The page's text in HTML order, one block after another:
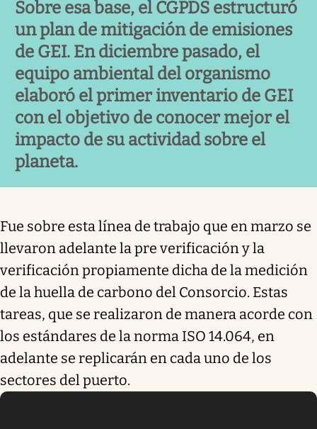
Sobre esa base, el CGPDS estructuró
un plan de mitigación de emisiones
de GEI. En diciembre pasado, el
equipo ambiental del organismo
elaboró el primer inventario de GEI
con el objetivo de conocer mejor el
impacto de su actividad sobre el
planeta.
Fue sobre esta línea de trabajo que en marzo se
llevaron adelante la pre verificación y la
verificación propiamente dicha de la medición
de la huella de carbono del Consorcio. Estas
tareas, que se realizaron de manera acorde con
los estándares de la norma ISO 14.064, en
adelante se replicarán en cada uno de los
sectores del puerto.